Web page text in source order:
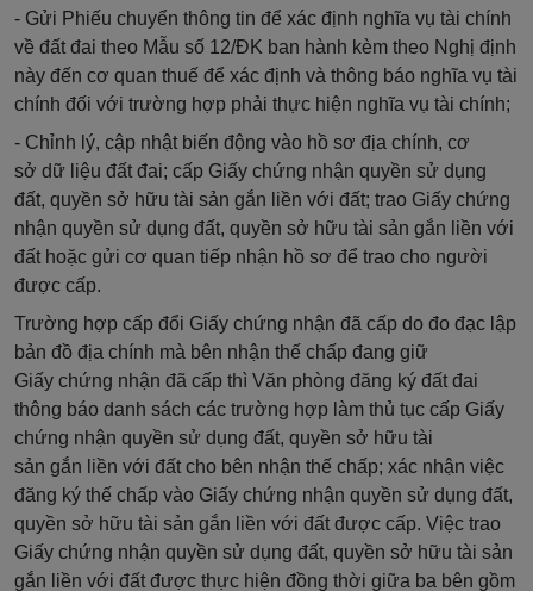
- Gửi Phiếu chuyển thông tin để xác định nghĩa vụ tài chính
về đất đai theo Mẫu số 12/ĐK ban hành kèm theo Nghị định
này đến cơ quan thuế để xác định và thông báo nghĩa vụ tài
chính đối với trường hợp phải thực hiện nghĩa vụ tài chính;
- Chỉnh lý, cập nhật biến động vào hồ sơ địa chính, cơ
sở dữ liệu đất đai; cấp Giấy chứng nhận quyền sử dụng
đất, quyền sở hữu tài sản gắn liền với đất; trao Giấy chứng
nhận quyền sử dụng đất, quyền sở hữu tài sản gắn liền với
đất hoặc gửi cơ quan tiếp nhận hồ sơ để trao cho người
được cấp.
Trường hợp cấp đổi Giấy chứng nhận đã cấp do đo đạc lập
bản đồ địa chính mà bên nhận thế chấp đang giữ
Giấy chứng nhận đã cấp thì Văn phòng đăng ký đất đai
thông báo danh sách các trường hợp làm thủ tục cấp Giấy
chứng nhận quyền sử dụng đất, quyền sở hữu tài
sản gắn liền với đất cho bên nhận thế chấp; xác nhận việc
đăng ký thế chấp vào Giấy chứng nhận quyền sử dụng đất,
quyền sở hữu tài sản gắn liền với đất được cấp. Việc trao
Giấy chứng nhận quyền sử dụng đất, quyền sở hữu tài sản
gắn liền với đất được thực hiện đồng thời giữa ba bên gồm